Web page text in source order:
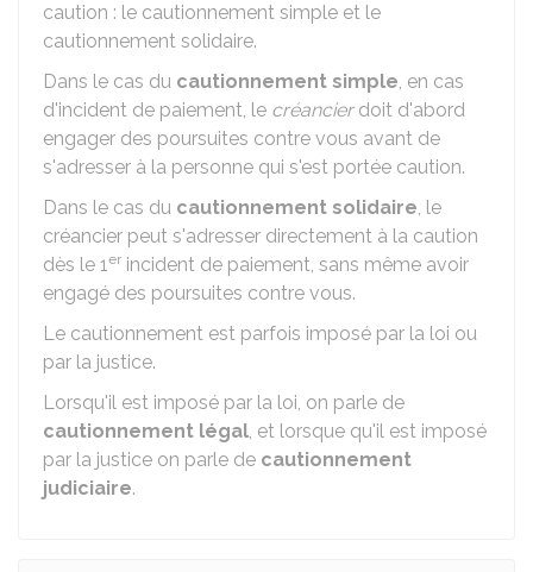
caution : le cautionnement simple et le
cautionnement solidaire.
Dans le cas du cautionnement simple, en cas
d'incident de paiement, le créancierdoit d'abord
engager des poursuites contre vous avant de
s'adresser à la personne qui s'est portée caution.
Dans le cas du cautionnement solidaire, le
créancier peut s'adresser directement à la caution
dès le 1er incident de paiement, sans même avoir
engagé des poursuites contre vous.
Le cautionnement est parfois imposé par la loi ou
par la justice.
Lorsqu'il est imposé par la loi, on parle de
cautionnement légal, et lorsque qu'il est imposé
par la justice on parle de cautionnement
judiciaire.